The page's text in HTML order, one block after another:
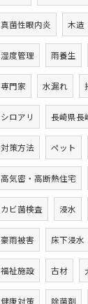
真菌性眼内炎 木造
湿度管理 雨養生
専門家 水漏れ
シロアリ 長崎県長
対策方法 ペット
高気密・高断熱住宅
カビ菌検査 浸水
豪雨被害 床下浸水
福祉施設 古材
健康対策 除菌剤